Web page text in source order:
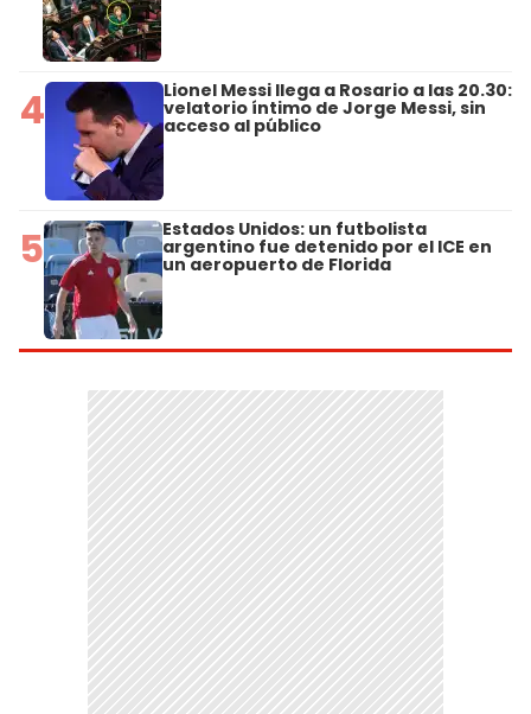
4 Lionel Messi llega a Rosario a las 20.30:
velatorio íntimo de Jorge Messi, sin
acceso al público
5 Estados Unidos: un futbolista
argentino fue detenido por el ICE en
un aeropuerto de Florida